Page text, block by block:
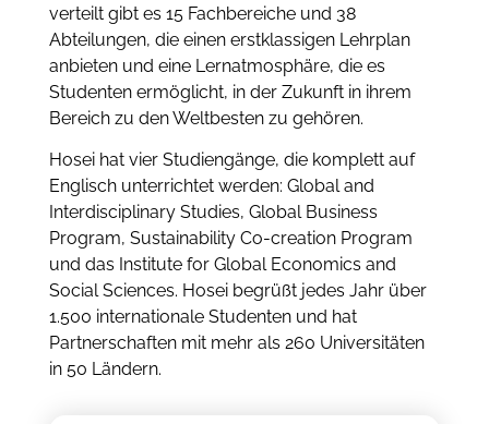
verteilt gibt es 15 Fachbereiche und 38
Abteilungen, die einen erstklassigen Lehrplan
anbieten und eine Lernatmosphäre, die es
Studenten ermöglicht, in der Zukunft in ihrem
Bereich zu den Weltbesten zu gehören.
Hosei hat vier Studiengänge, die komplett auf
Englisch unterrichtet werden: Global and
Interdisciplinary Studies, Global Business
Program, Sustainability Co-creation Program
und das Institute for Global Economics and
Social Sciences. Hosei begrüßt jedes Jahr über
1.500 internationale Studenten und hat
Partnerschaften mit mehr als 260 Universitäten
in 50 Ländern.